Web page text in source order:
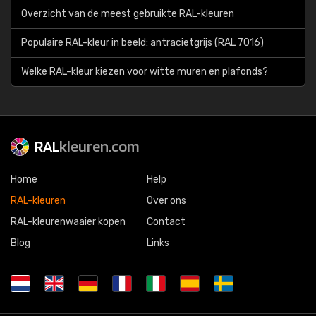
Overzicht van de meest gebruikte RAL-kleuren
Populaire RAL-kleur in beeld: antracietgrijs (RAL 7016)
Welke RAL-kleur kiezen voor witte muren en plafonds?
RALkleuren.com
Home
RAL-kleuren
RAL-kleurenwaaier kopen
Blog
Help
Over ons
Contact
Links